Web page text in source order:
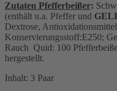
Zutaten Pfefferbeißer:
(enthält u.a. Pfeffer und
Dextrose,
Konservierungsstoff:E250;
Rauch Quid: 100
hergestellt.
Inhalt: 3 Paar